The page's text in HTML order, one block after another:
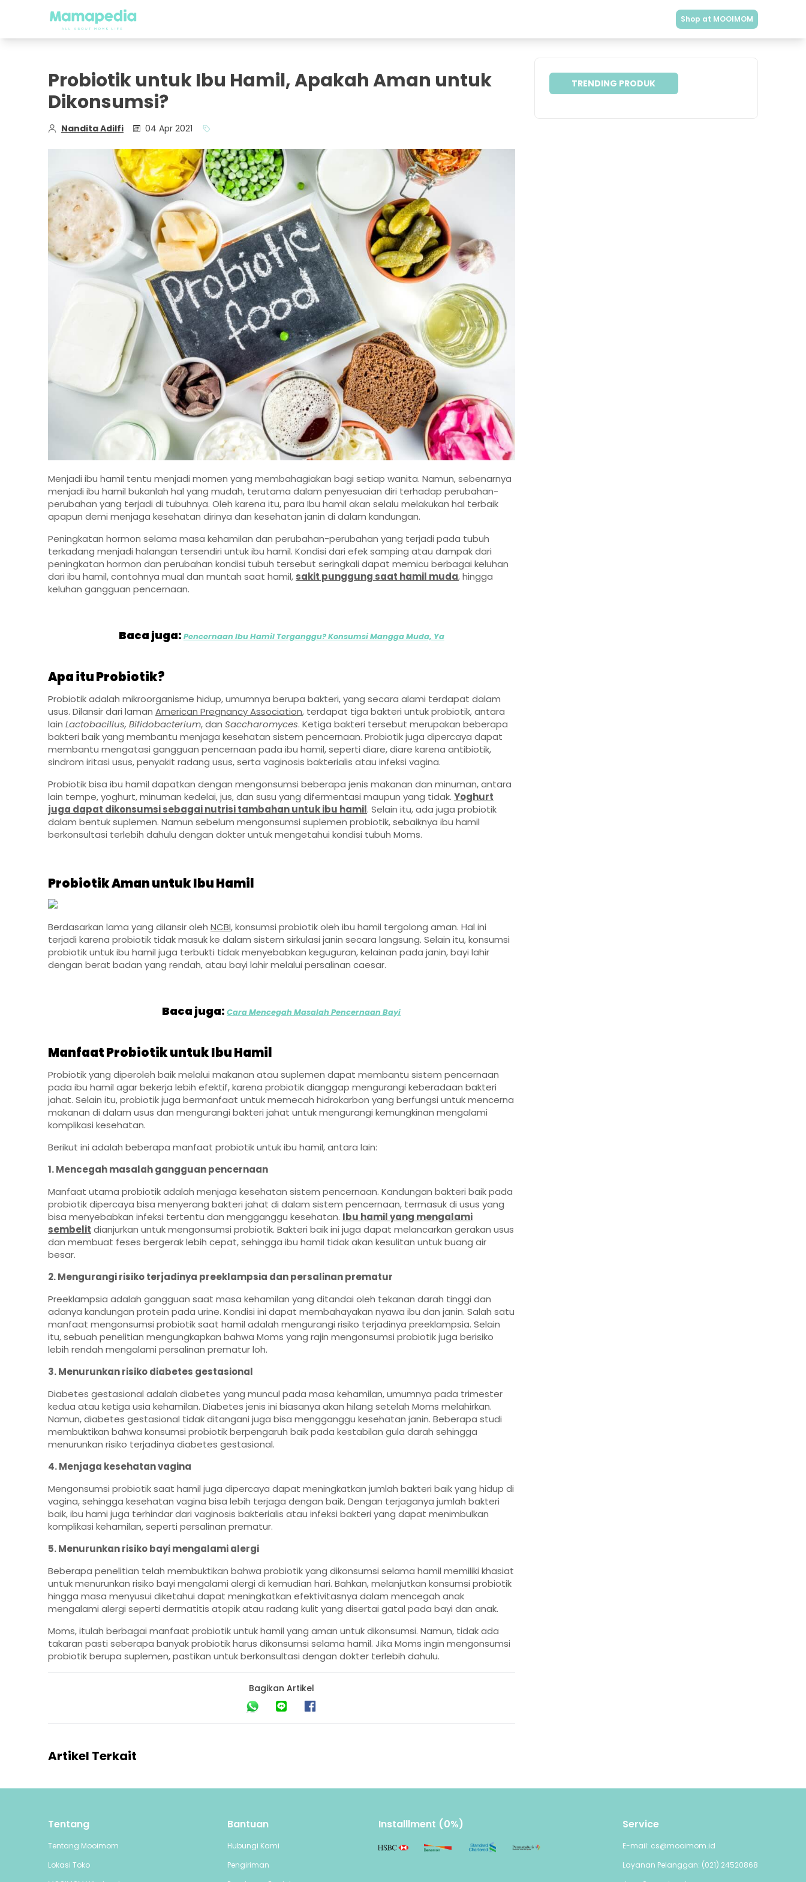
Shop at MOOIMOM
Probiotik untuk Ibu Hamil, Apakah Aman untuk
Dikonsumsi?
Nandita Adilfi 04 Apr 2021
Menjadi ibu hamil tentu menjadi momen yang membahagiakan bagi setiap wanita. Namun, sebenarnya
menjadi ibu hamil bukanlah hal yang mudah, terutama dalam penyesuaian diri terhadap perubahan-
perubahan yang terjadi di tubuhnya. Oleh karena itu, para Ibu hamil akan selalu melakukan hal terbaik
apapun demi menjaga kesehatan dirinya dan kesehatan janin di dalam kandungan.
Peningkatan hormon selama masa kehamilan dan perubahan-perubahan yang terjadi pada tubuh
terkadang menjadi halangan tersendiri untuk ibu hamil. Kondisi dari efek samping atau dampak dari
peningkatan hormon dan perubahan kondisi tubuh tersebut seringkali dapat memicu berbagai keluhan
dari ibu hamil, contohnya mual dan muntah saat hamil, sakit punggung saat hamil muda, hingga
keluhan gangguan pencernaan.
Baca juga: Pencernaan Ibu Hamil Terganggu? Konsumsi Mangga Muda, Ya
Apa itu Probiotik?
Probiotik adalah mikroorganisme hidup, umumnya berupa bakteri, yang secara alami terdapat dalam
usus. Dilansir dari laman American Pregnancy Association, terdapat tiga bakteri untuk probiotik, antara
lain Lactobacillus, Bifidobacterium, dan Saccharomyces. Ketiga bakteri tersebut merupakan beberapa
bakteri baik yang membantu menjaga kesehatan sistem pencernaan. Probiotik juga dipercaya dapat
membantu mengatasi gangguan pencernaan pada ibu hamil, seperti diare, diare karena antibiotik,
sindrom iritasi usus, penyakit radang usus, serta vaginosis bakterialis atau infeksi vagina.
Probiotik bisa ibu hamil dapatkan dengan mengonsumsi beberapa jenis makanan dan minuman, antara
lain tempe, yoghurt, minuman kedelai, jus, dan susu yang difermentasi maupun yang tidak. Yoghurt
juga dapat dikonsumsi sebagai nutrisi tambahan untuk ibu hamil. Selain itu, ada juga probiotik
dalam bentuk suplemen. Namun sebelum mengonsumsi suplemen probiotik, sebaiknya ibu hamil
berkonsultasi terlebih dahulu dengan dokter untuk mengetahui kondisi tubuh Moms.
Probiotik Aman untuk Ibu Hamil
Berdasarkan lama yang dilansir oleh NCBI, konsumsi probiotik oleh ibu hamil tergolong aman. Hal ini
terjadi karena probiotik tidak masuk ke dalam sistem sirkulasi janin secara langsung. Selain itu, konsumsi
probiotik untuk ibu hamil juga terbukti tidak menyebabkan keguguran, kelainan pada janin, bayi lahir
dengan berat badan yang rendah, atau bayi lahir melalui persalinan caesar.
Baca juga:Cara Mencegah Masalah Pencernaan Bayi
Manfaat Probiotik untuk Ibu Hamil
Probiotik yang diperoleh baik melalui makanan atau suplemen dapat membantu sistem pencernaan
pada ibu hamil agar bekerja lebih efektif, karena probiotik dianggap mengurangi keberadaan bakteri
jahat. Selain itu, probiotik juga bermanfaat untuk memecah hidrokarbon yang berfungsi untuk mencerna
makanan di dalam usus dan mengurangi bakteri jahat untuk mengurangi kemungkinan mengalami
komplikasi kesehatan.
Berikut ini adalah beberapa manfaat probiotik untuk ibu hamil, antara lain:
1. Mencegah masalah gangguan pencernaan
Manfaat utama probiotik adalah menjaga kesehatan sistem pencernaan. Kandungan bakteri baik pada
probiotik dipercaya bisa menyerang bakteri jahat di dalam sistem pencernaan, termasuk di usus yang
bisa menyebabkan infeksi tertentu dan mengganggu kesehatan. Ibu hamil yang mengalami
sembelit dianjurkan untuk mengonsumsi probiotik. Bakteri baik ini juga dapat melancarkan gerakan usus
dan membuat feses bergerak lebih cepat, sehingga ibu hamil tidak akan kesulitan untuk buang air
besar.
2. Mengurangi risiko terjadinya preeklampsia dan persalinan prematur
Preeklampsia adalah gangguan saat masa kehamilan yang ditandai oleh tekanan darah tinggi dan
adanya kandungan protein pada urine. Kondisi ini dapat membahayakan nyawa ibu dan janin. Salah satu
manfaat mengonsumsi probiotik saat hamil adalah mengurangi risiko terjadinya preeklampsia. Selain
itu, sebuah penelitian mengungkapkan bahwa Moms yang rajin mengonsumsi probiotik juga berisiko
lebih rendah mengalami persalinan prematur loh.
3. Menurunkan risiko diabetes gestasional
Diabetes gestasional adalah diabetes yang muncul pada masa kehamilan, umumnya pada trimester
kedua atau ketiga usia kehamilan. Diabetes jenis ini biasanya akan hilang setelah Moms melahirkan.
Namun, diabetes gestasional tidak ditangani juga bisa mengganggu kesehatan janin. Beberapa studi
membuktikan bahwa konsumsi probiotik berpengaruh baik pada kestabilan gula darah sehingga
menurunkan risiko terjadinya diabetes gestasional.
4. Menjaga kesehatan vagina
Mengonsumsi probiotik saat hamil juga dipercaya dapat meningkatkan jumlah bakteri baik yang hidup di
vagina, sehingga kesehatan vagina bisa lebih terjaga dengan baik. Dengan terjaganya jumlah bakteri
baik, ibu hami juga terhindar dari vaginosis bakterialis atau infeksi bakteri yang dapat menimbulkan
komplikasi kehamilan, seperti persalinan prematur.
5. Menurunkan risiko bayi mengalami alergi
Beberapa penelitian telah membuktikan bahwa probiotik yang dikonsumsi selama hamil memiliki khasiat
untuk menurunkan risiko bayi mengalami alergi di kemudian hari. Bahkan, melanjutkan konsumsi probiotik
hingga masa menyusui diketahui dapat meningkatkan efektivitasnya dalam mencegah anak
mengalami alergi seperti dermatitis atopik atau radang kulit yang disertai gatal pada bayi dan anak.
Moms, itulah berbagai manfaat probiotik untuk hamil yang aman untuk dikonsumsi. Namun, tidak ada
takaran pasti seberapa banyak probiotik harus dikonsumsi selama hamil. Jika Moms ingin mengonsumsi
probiotik berupa suplemen, pastikan untuk berkonsultasi dengan dokter terlebih dahulu.
Bagikan Artikel
TRENDING PRODUK
Artikel Terkait
Tentang
Tentang Mooimom
Lokasi Toko
Bantuan
Hubungi Kami
Pengiriman
Installlment (0%) Service
E-mail: cs@mooimom.id
Layanan Pelanggan: (021) 24520868